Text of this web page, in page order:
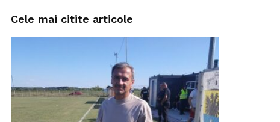
Cele mai citite articole